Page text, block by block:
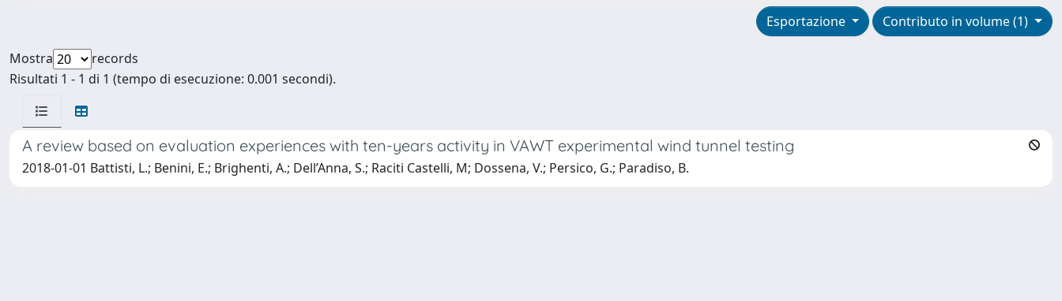
Contributo in volume (1)
Esportazione
Mostra
records
Risultati 1 - 1 di 1 (tempo di esecuzione: 0.001 secondi).
A review based on evaluation experiences with ten-years activity in VAWT experimental wind tunnel testing
2018-01-01 Battisti, L.; Benini, E.; Brighenti, A.; Dell’Anna, S.; Raciti Castelli, M; Dossena, V.; Persico, G.; Paradiso, B.